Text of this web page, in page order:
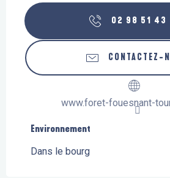
02 98 51 43
CONTACTEZ-
www.foret-fouesnant-
Environnement
Environnement
Dans le bourg